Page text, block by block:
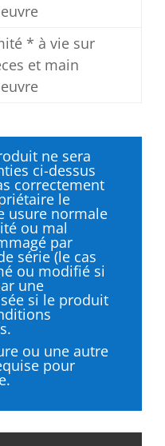
* à vie sur
et main
ne sera
ci-dessus
correctement
le
usure normale
ou mal
par
série (le cas
ou modifié si
une
si le produit
ou une autre
pour